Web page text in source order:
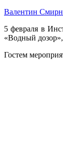
Валентин
5 февраля в
«Водный
Гостем